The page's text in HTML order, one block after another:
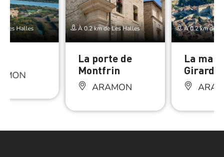
Les Halles À 0.2 km de Les Halles
La porte de
Montfrin
ARAMON
À 0.2 km de
La
Girard